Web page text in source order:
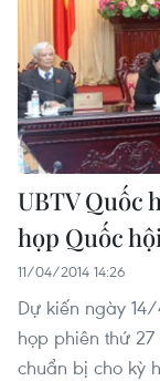
UBTV Quốc
họp Quốc hội
11/04/2014 14:26
Dự kiến ngày
họp phiên thứ
chuẩn bị cho kỳ